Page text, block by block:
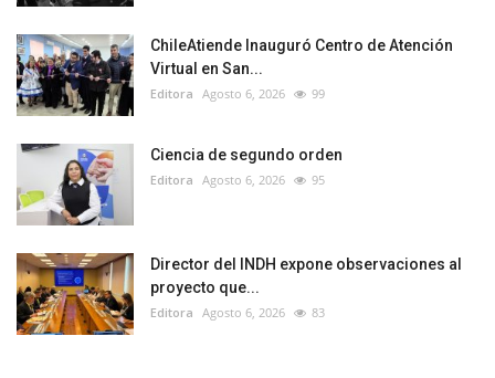
ChileAtiende Inauguró Centro de Atención
Virtual en San...
Editora Agosto 6, 2026 99
Ciencia de segundo orden
Editora Agosto 6, 2026 95
Director del INDH expone observaciones al
proyecto que...
Editora Agosto 6, 2026 83